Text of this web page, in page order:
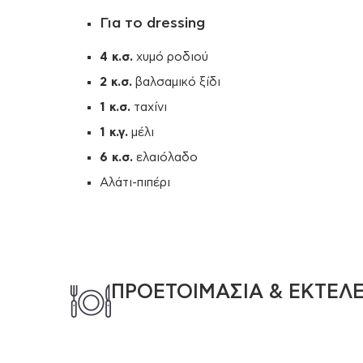
Για το dressing
4 κ.σ. χυμό ροδιού
2 κ.σ. βαλσαμικό ξίδι
1 κ.σ. ταχίνι
1 κ.γ. μέλι
6 κ.σ. ελαιόλαδο
Αλάτι-πιπέρι
ΠΡΟΕΤΟΙΜΑΣΙΑ &